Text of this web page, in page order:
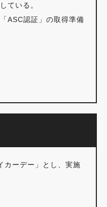
ている。
ASC認証」の取得準備
カーデー」とし、実施